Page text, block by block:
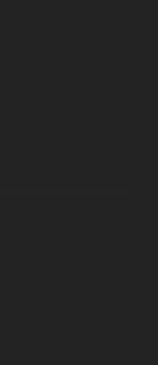
page: https://
page:
our
us on our x
us on